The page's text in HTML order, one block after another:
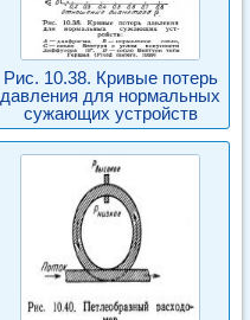
Рис. 10.38. Кривые потерь
давления для нормальных
сужающих устройств